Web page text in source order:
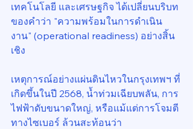
เทคโนโลยี และเศรษฐกิจ ได้เปลี่ยนบริบท
ของคำว่า "ความพร้อมในการดำเนิน
งาน" (operational readiness) อย่างสิ้น
เชิง
เหตุการณ์อย่างแผ่นดินไหวในกรุงเทพฯ ที่
เกิดขึ้นในปี 2568, น้ำท่วมเฉียบพลัน, การ
ไฟฟ้าดับขนาดใหญ่, หรือแม้แต่การโจมตี
ทางไซเบอร์ ล้วนสะท้อนว่า